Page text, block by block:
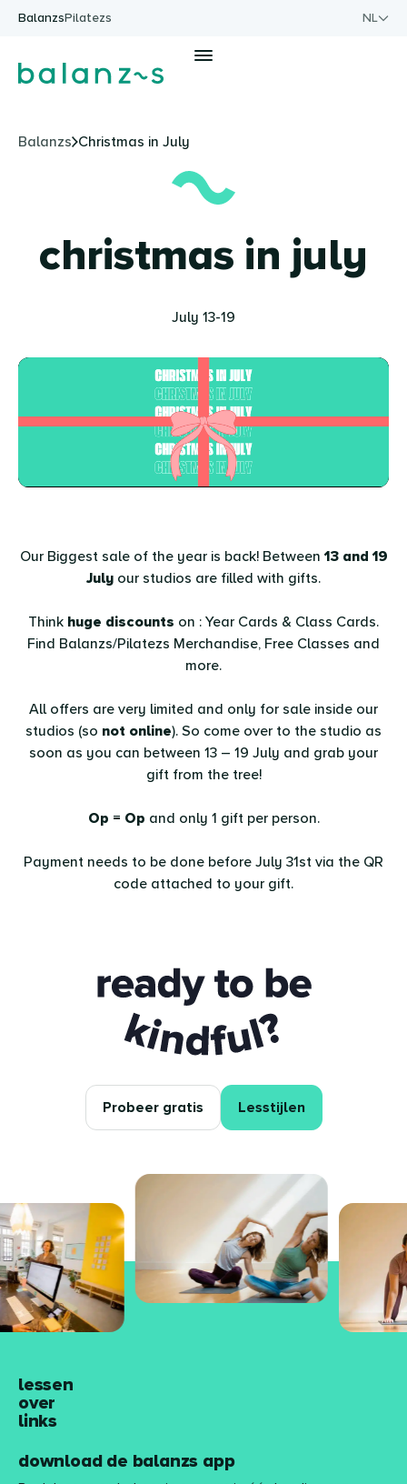
Ga naar de inhoud
BalanzsPilatezs NL
Balanzs Christmas in July
christmas in july
July 13-19
Our Biggest sale of the year is back! Between13 and 19
July our studios are filled with gifts.
Think huge discounts on : Year Cards & Class Cards.
Find Balanzs/Pilatezs Merchandise, Free Classes and
more.
All offers are very limited and only for sale inside our
studios (so not online). So come over to the studio as
soon as you can between 13 – 19 July and grab your
gift from the tree!
Op = Op and only 1 gift per person.
Payment needs to be done before July 31st via the QR
code attached to your gift.
Ready to be kindful?
Probeer gratis Lesstijlen
lessen
over
links
download de balanzs app